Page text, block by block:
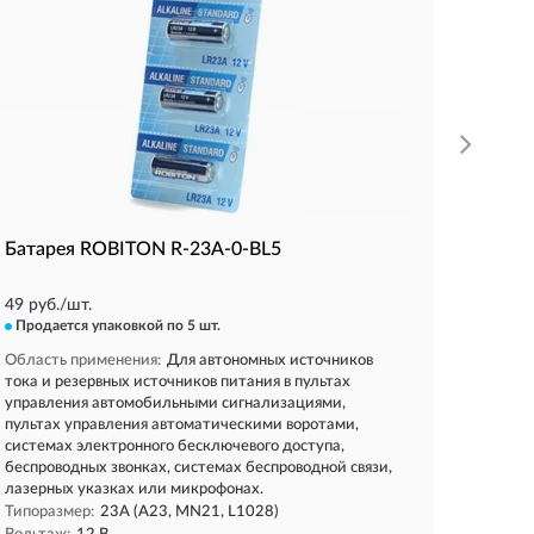
Батарея ROBITON R-23A-0-BL5
49 руб./шт.
Продается упаковкой по 5 шт.
Область применения: Для автономных источников
тока и резервных источников питания в пультах
управления автомобильными сигнализациями,
пультах управления автоматическими воротами,
системах электронного бесключевого доступа,
беспроводных звонках, системах беспроводной связи,
лазерных указках или микрофонах.
Типоразмер: 23A (A23, MN21, L1028)